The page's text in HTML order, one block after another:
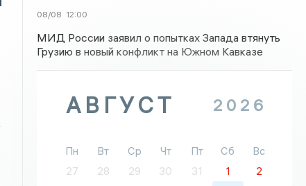
08/08 12:00
МИД России заявил о попытках Запада втянуть
Грузию в новый конфликт на Южном Кавказе
АВГУСТ 2026
Пн Вт Ср Чт Пт Сб
Вс
27
28 29 30 31 1
2